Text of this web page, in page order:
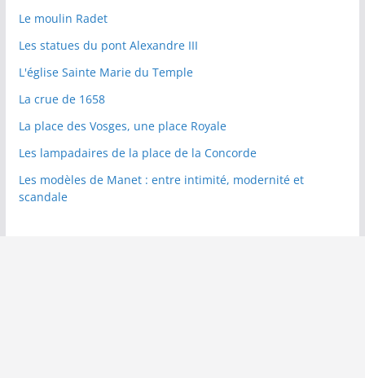
Le moulin Radet
Les statues du pont Alexandre III
L'église Sainte Marie du Temple
La crue de 1658
La place des Vosges, une place Royale
Les lampadaires de la place de la Concorde
Les modèles de Manet : entre intimité, modernité et
scandale